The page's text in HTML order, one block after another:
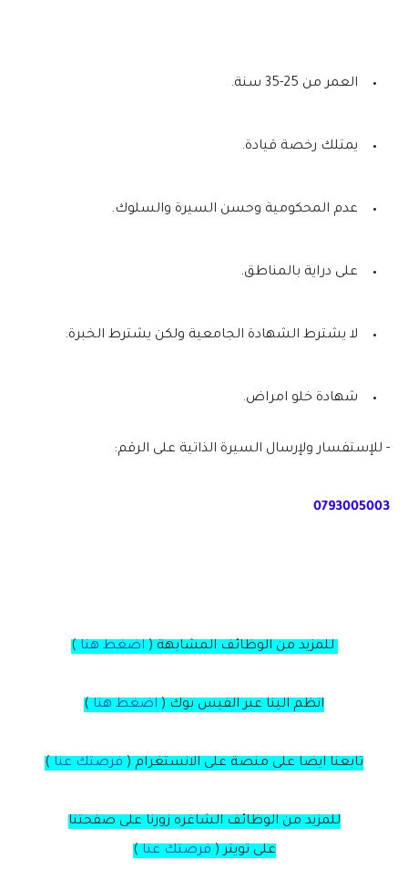
العمر من 25-35 سنة.
يمتلك رخصة قيادة.
عدم المحكومية وحسن السيرة والسلوك.
على دراية بالمناطق.
لا يشترط الشهادة الجامعية ولكن يشترط الخبرة.
شهادة خلو امراض.
- للإستفسار ولإرسال السيرة الذاتية على الرقم:
0793005003
للمزيد من الوظائف المشابهة ( اضغط هنا )
انظم الينا عبر الفيس بوك ( اضغط هنا )
تابعنا ايضا على منصة على الانستغرام ( فرصتك عنا )
للمزيد من الوظائف الشاغره زورنا على صفحتنا
على تويتر( فرصتك عنا )